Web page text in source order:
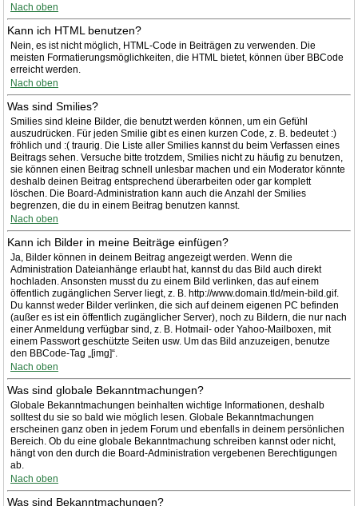
Nach oben
Kann ich HTML benutzen?
Nein, es ist nicht möglich, HTML-Code in Beiträgen zu verwenden. Die
meisten Formatierungsmöglichkeiten, die HTML bietet, können über BBCode
erreicht werden.
Nach oben
Was sind Smilies?
Smilies sind kleine Bilder, die benutzt werden können, um ein Gefühl
auszudrücken. Für jeden Smilie gibt es einen kurzen Code, z. B. bedeutet :)
fröhlich und :( traurig. Die Liste aller Smilies kannst du beim Verfassen eines
Beitrags sehen. Versuche bitte trotzdem, Smilies nicht zu häufig zu benutzen,
sie können einen Beitrag schnell unlesbar machen und ein Moderator könnte
deshalb deinen Beitrag entsprechend überarbeiten oder gar komplett
löschen. Die Board-Administration kann auch die Anzahl der Smilies
begrenzen, die du in einem Beitrag benutzen kannst.
Nach oben
Kann ich Bilder in meine Beiträge einfügen?
Ja, Bilder können in deinem Beitrag angezeigt werden. Wenn die
Administration Dateianhänge erlaubt hat, kannst du das Bild auch direkt
hochladen. Ansonsten musst du zu einem Bild verlinken, das auf einem
öffentlich zugänglichen Server liegt, z. B. http://www.domain.tld/mein-bild.gif.
Du kannst weder Bilder verlinken, die sich auf deinem eigenen PC befinden
(außer es ist ein öffentlich zugänglicher Server), noch zu Bildern, die nur nach
einer Anmeldung verfügbar sind, z. B. Hotmail- oder Yahoo-Mailboxen, mit
einem Passwort geschützte Seiten usw. Um das Bild anzuzeigen, benutze
den BBCode-Tag „[img]“.
Nach oben
Was sind globale Bekanntmachungen?
Globale Bekanntmachungen beinhalten wichtige Informationen, deshalb
solltest du sie so bald wie möglich lesen. Globale Bekanntmachungen
erscheinen ganz oben in jedem Forum und ebenfalls in deinem persönlichen
Bereich. Ob du eine globale Bekanntmachung schreiben kannst oder nicht,
hängt von den durch die Board-Administration vergebenen Berechtigungen
ab.
Nach oben
Was sind Bekanntmachungen?